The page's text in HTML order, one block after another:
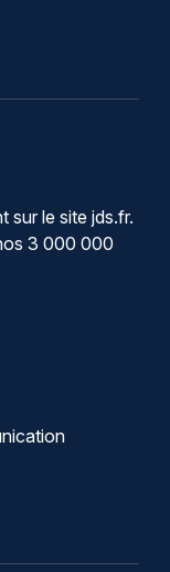
sur le site jds.fr.
3 000 000